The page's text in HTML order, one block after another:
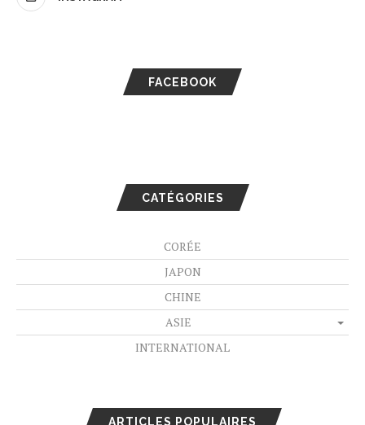
FACEBOOK
CATÉGORIES
CORÉE
JAPON
CHINE
ASIE
INTERNATIONAL
ARTICLES POPULAIRES